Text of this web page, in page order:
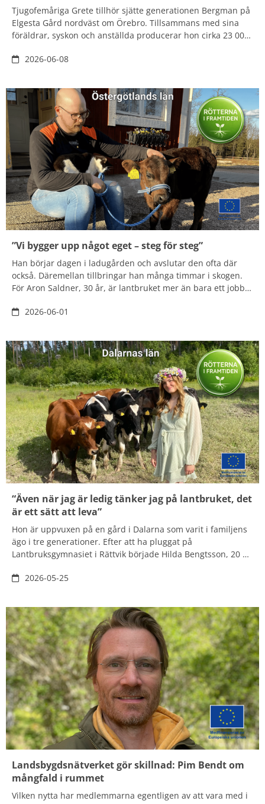
Tjugofemåriga Grete tillhör sjätte generationen Bergman på
Elgesta Gård nordväst om Örebro. Tillsammans med sina
föräldrar, syskon och anställda producerar hon cirka 23 000
nästan omöjligt, det är grisar för hela slanten som gäller.
2026-06-08
”Vi bygger upp något eget – steg för steg”
Han börjar dagen i ladugården och avslutar den ofta där
också. Däremellan tillbringar han många timmar i skogen.
För Aron Saldner, 30 år, är lantbruket mer än bara ett jobb –
över tid. Tillsammans med sambon Paulina Johansson vill
2026-06-01
“Även när jag är ledig tänker jag på lantbruket, det
är ett sätt att leva”
Hon är uppvuxen på en gård i Dalarna som varit i familjens
ägo i tre generationer. Efter att ha pluggat på
Lantbruksgymnasiet i Rättvik började Hilda Bengtsson, 20 år,
Australien och sedan kanske mer studier. Efter det är hon
2026-05-25
Landsbygdsnätverket gör skillnad: Pim Bendt om
mångfald i rummet
Vilken nytta har medlemmarna egentligen av att vara med i